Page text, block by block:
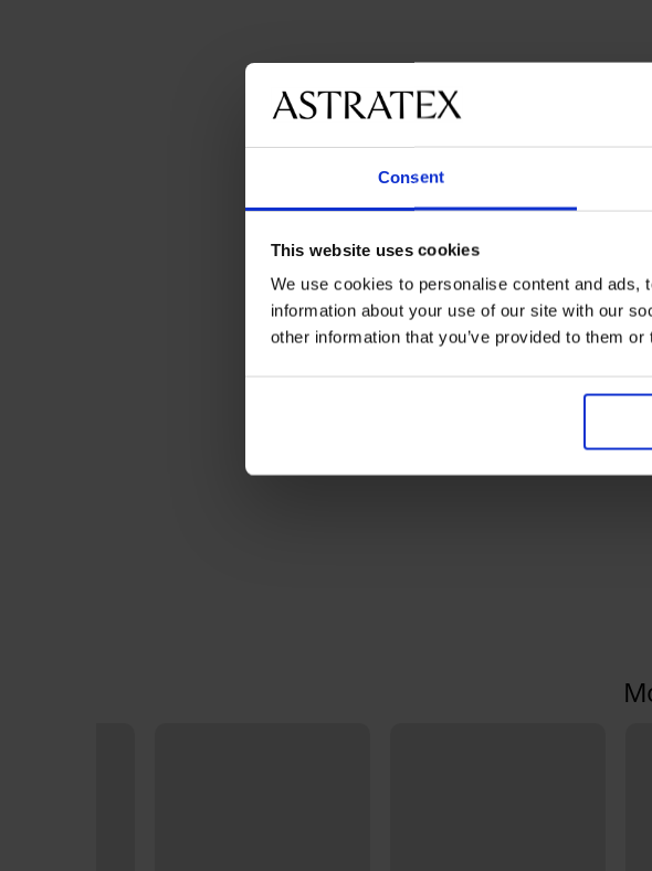
Consent
This website uses cookies
We use cookies to personalise content and
information about your use of our site with our
other information that you’ve provided to them